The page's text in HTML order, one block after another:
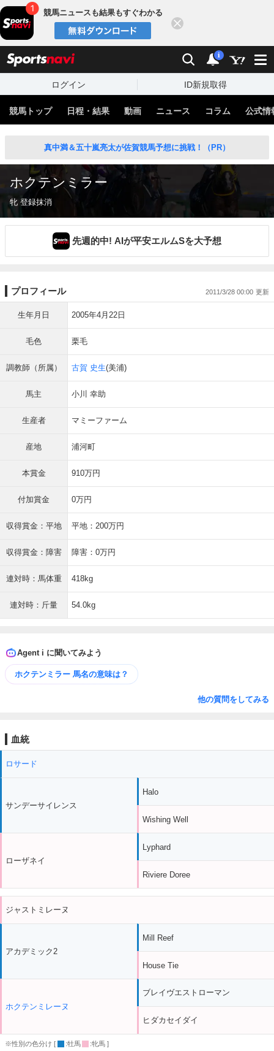
競馬ニュースも結果もすぐわかる
検索 通知
i
ログイン ID新規取得
競馬トップ 日程・結果 動画 ニュース コラム 公式情
真中満＆五十嵐亮太が佐賀競馬予想に挑戦！（PR）
ホクテンミラー
牝 登録抹消
先週的中! AIが平安エルムSを大予想
プロフィール 2011/3/28 00:00
生年月日 2005年4月22日
毛色 栗毛
調教師（所属） 古賀 史生(美浦)
馬主 小川 幸助
生産者 マミーファーム
産地 浦河町
本賞金 910万円
付加賞金 0万円
収得賞金：平地 平地：200万円
収得賞金：障害 障害：0万円
連対時：馬体重 418kg
連対時：斤量 54.0kg
Agent i に聞いてみよう
ホクテンミラー 馬名の意味は？
他の質問をしてみる
血統
ロサード
サンデーサイレンス
ローザネイ
Halo
Wishing Well
Lyphard
Riviere Doree
ジャストミレーヌ
アカデミック2
ホクテンミレーヌ
Mill Reef
House Tie
ブレイヴエストローマン
ヒダカセイダイ
※性別の色分け [ :牡馬 :牝馬 ]